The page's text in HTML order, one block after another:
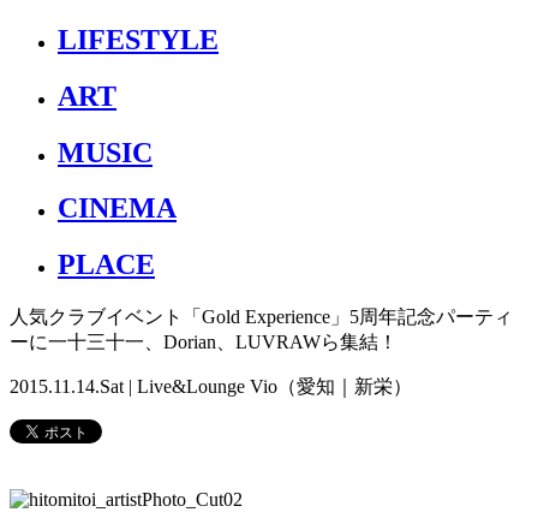
LIFESTYLE
ART
MUSIC
CINEMA
PLACE
人気クラブイベント「Gold Experience」5周年記念パーティ
ーに一十三十一、Dorian、LUVRAWら集結！
2015.11.14.Sat | Live&Lounge Vio（愛知｜新栄）